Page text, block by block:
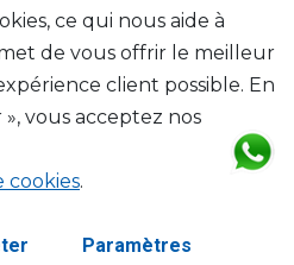
ivresse des cimes, bleu
D: 8.20cm
$255
ce qui nous aide à
de vous offrir le meilleur
client possible. En
vous acceptez nos
cookies.
Paramètres